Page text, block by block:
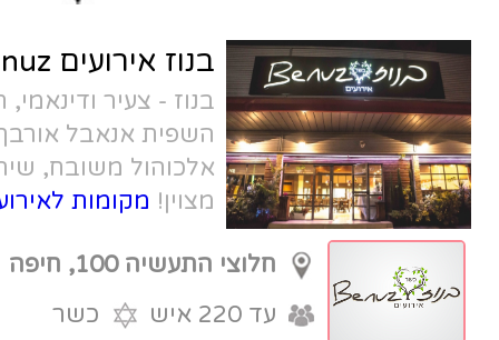
בנוז אירועים Benuz
בנוז - צעיר ודינאמי, חוויה קולינרית מבית
השפית אנאבל אורבך. תפריט יוקרתי,
אלכוהול משובח, שירות מקצועי - במחיר
מצוין!מקומות לאירועים קטנים בחיפה
חלוצי התעשיה 100, חיפה
כשר